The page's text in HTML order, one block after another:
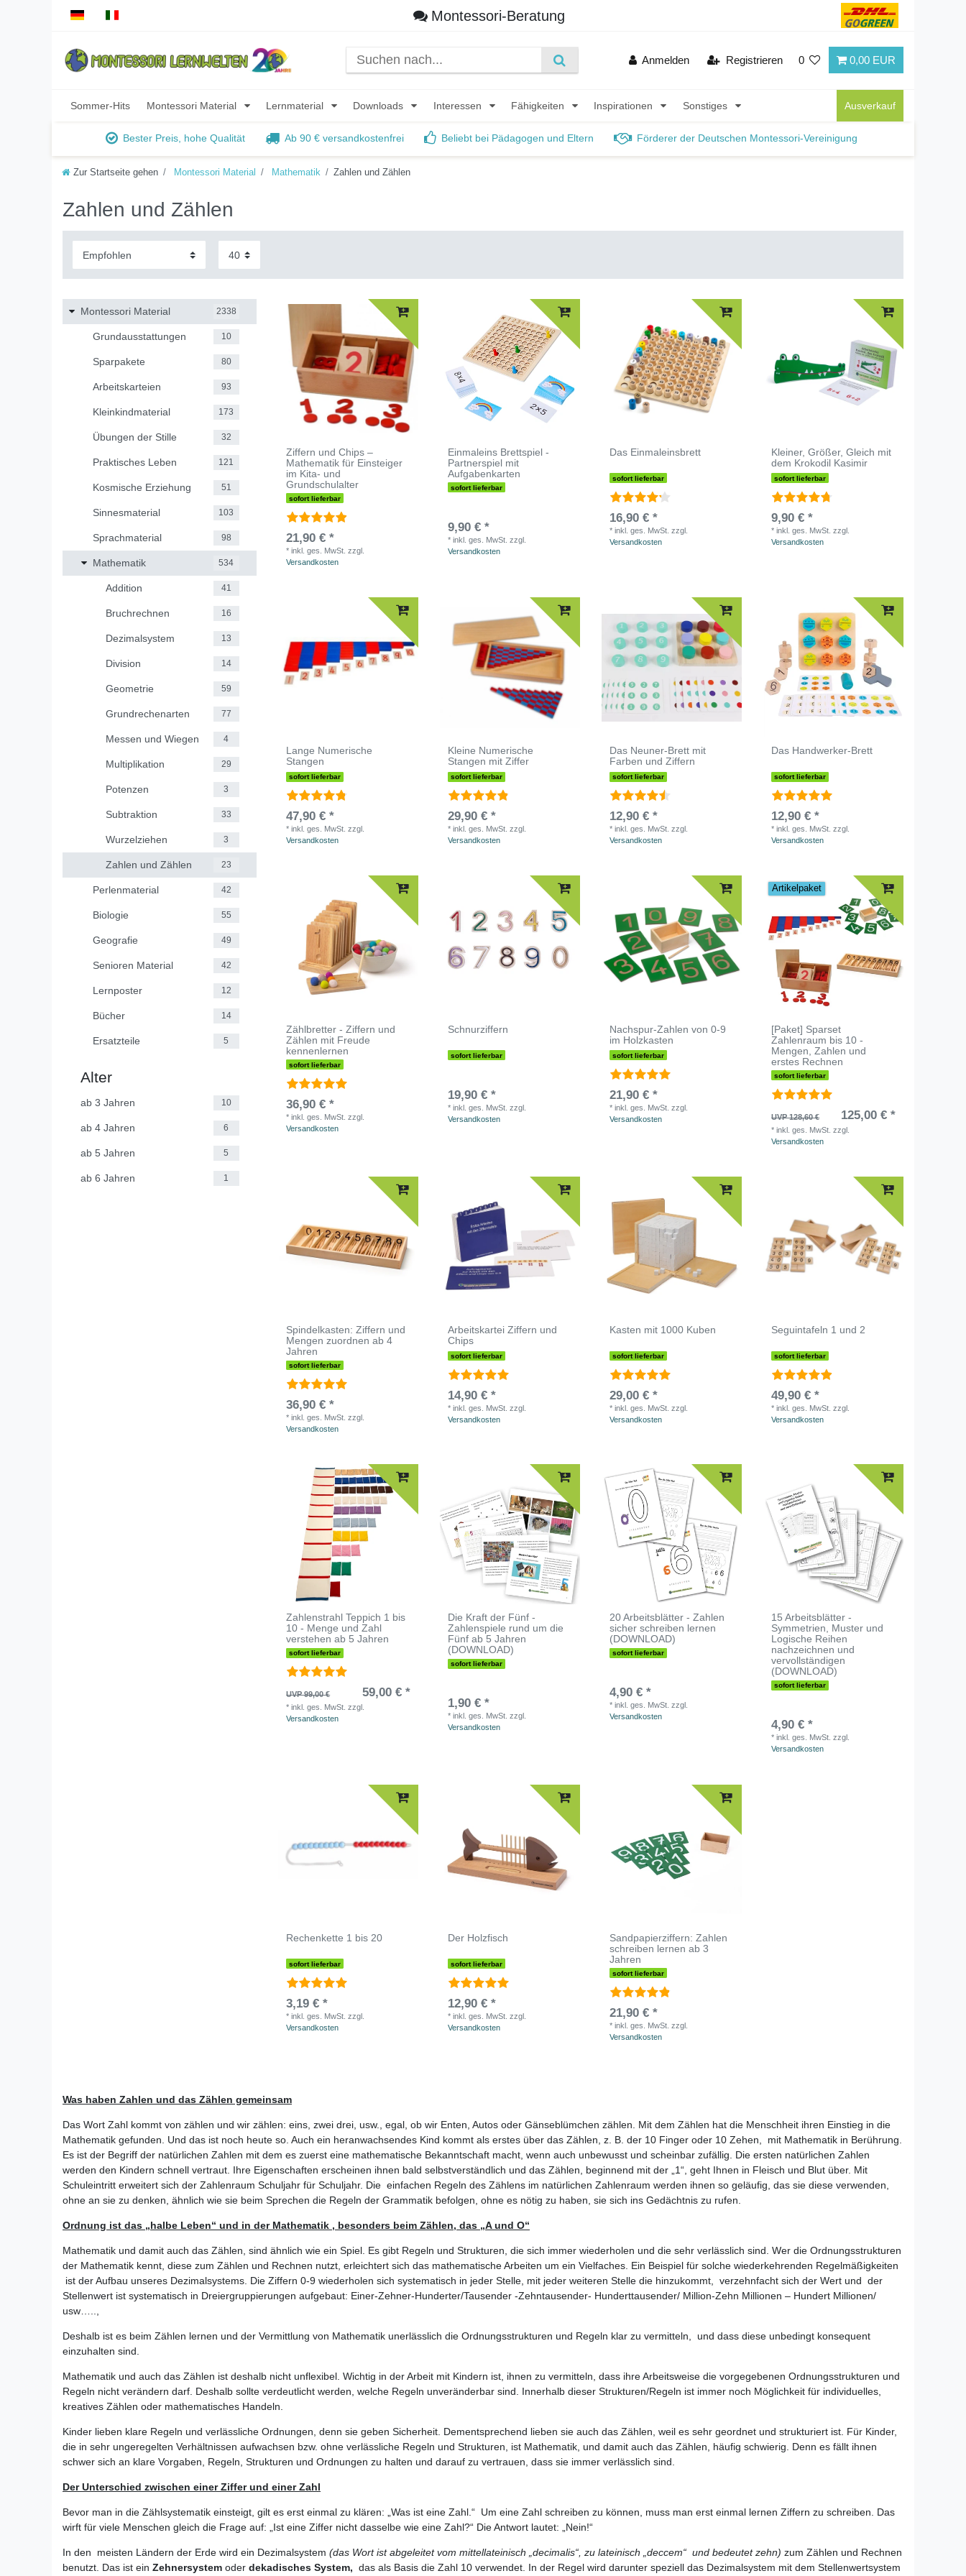
Montessori-Beratung
Anmelden Registrieren 0 0,00 EUR
Sommer-Hits Montessori Material Lernmaterial Downloads Interessen Fähigkeiten Inspirationen Sonstiges Ausverkauf
Bester Preis, hohe Qualität Ab 90 € versandkostenfrei Beliebt bei Pädagogen und Eltern Förderer der Deutschen Montessori-Vereinigung
Zur Startseite gehen Montessori Material Mathematik Zahlen und Zählen
Zahlen und Zählen
Montessori Material 2338
Grundausstattungen 10
Sparpakete 80
Arbeitskarteien 93
Kleinkindmaterial 173
Übungen der Stille 32
Praktisches Leben 121
Kosmische Erziehung 51
Sinnesmaterial 103
Sprachmaterial 98
Mathematik 534
Addition 41
Bruchrechnen 16
Dezimalsystem 13
Division 14
Geometrie 59
Grundrechenarten 77
Messen und Wiegen 4
Multiplikation 29
Potenzen 3
Subtraktion 33
Wurzelziehen 3
Zahlen und Zählen 23
Perlenmaterial 42
Biologie 55
Geografie 49
Senioren Material 42
Lernposter 12
Bücher 14
Ersatzteile 5
Alter
ab 3 Jahren 10
ab 4 Jahren 6
ab 5 Jahren 5
ab 6 Jahren 1
Ziffern und Chips –
Mathematik für Einsteiger
im Kita- und
Grundschulalter
sofort lieferbar
21,90 € *
*inkl. ges. MwSt. zzgl.
Versandkosten
Einmaleins Brettspiel -
Partnerspiel mit
Aufgabenkarten
sofort lieferbar
9,90 € *
*inkl. ges. MwSt. zzgl.
Versandkosten
Das Einmaleinsbrett
sofort lieferbar
16,90 € *
*inkl. ges. MwSt. zzgl.
Versandkosten
Kleiner, Größer, Gleich mit
dem Krokodil Kasimir
sofort lieferbar
9,90 € *
*inkl. ges. MwSt. zzgl.
Versandkosten
Lange Numerische
Stangen
sofort lieferbar
47,90 € *
*inkl. ges. MwSt. zzgl.
Versandkosten
Kleine Numerische
Stangen mit Ziffer
sofort lieferbar
29,90 € *
*inkl. ges. MwSt. zzgl.
Versandkosten
Das Neuner-Brett mit
Farben und Ziffern
sofort lieferbar
12,90 € *
*inkl. ges. MwSt. zzgl.
Versandkosten
Das Handwerker-Brett
sofort lieferbar
12,90 € *
*inkl. ges. MwSt. zzgl.
Versandkosten
Zählbretter - Ziffern und
Zählen mit Freude
kennenlernen
sofort lieferbar
36,90 € *
*inkl. ges. MwSt. zzgl.
Versandkosten
Schnurziffern
sofort lieferbar
19,90 € *
*inkl. ges. MwSt. zzgl.
Versandkosten
Nachspur-Zahlen von 0-9
im Holzkasten
sofort lieferbar
21,90 € *
*inkl. ges. MwSt. zzgl.
Versandkosten
Artikelpaket
[Paket] Sparset
Zahlenraum bis 10 -
Mengen, Zahlen und
erstes Rechnen
sofort lieferbar
UVP 128,60 € 125,00 € *
*inkl. ges. MwSt. zzgl.
Versandkosten
Spindelkasten: Ziffern und
Mengen zuordnen ab 4
Jahren
sofort lieferbar
36,90 € *
*inkl. ges. MwSt. zzgl.
Versandkosten
Arbeitskartei Ziffern und
Chips
sofort lieferbar
14,90 € *
*inkl. ges. MwSt. zzgl.
Versandkosten
Kasten mit 1000 Kuben
sofort lieferbar
29,00 € *
*inkl. ges. MwSt. zzgl.
Versandkosten
Seguintafeln 1 und 2
sofort lieferbar
49,90 € *
*inkl. ges. MwSt. zzgl.
Versandkosten
Zahlenstrahl Teppich 1 bis
10 - Menge und Zahl
verstehen ab 5 Jahren
sofort lieferbar
UVP 99,00 € 59,00 € *
*inkl. ges. MwSt. zzgl.
Versandkosten
Die Kraft der Fünf -
Zahlenspiele rund um die
Fünf ab 5 Jahren
(DOWNLOAD)
sofort lieferbar
1,90 € *
*inkl. ges. MwSt. zzgl.
Versandkosten
20 Arbeitsblätter - Zahlen
sicher schreiben lernen
(DOWNLOAD)
sofort lieferbar
4,90 € *
*inkl. ges. MwSt. zzgl.
Versandkosten
15 Arbeitsblätter -
Symmetrien, Muster und
Logische Reihen
nachzeichnen und
vervollständigen
(DOWNLOAD)
sofort lieferbar
4,90 € *
*inkl. ges. MwSt. zzgl.
Versandkosten
Rechenkette 1 bis 20
sofort lieferbar
3,19 € *
*inkl. ges. MwSt. zzgl.
Versandkosten
Der Holzfisch
sofort lieferbar
12,90 € *
*inkl. ges. MwSt. zzgl.
Versandkosten
Sandpapierziffern: Zahlen
schreiben lernen ab 3
Jahren
sofort lieferbar
21,90 € *
*inkl. ges. MwSt. zzgl.
Versandkosten
Was haben Zahlen und das Zählen gemeinsam
Das Wort Zahl kommt von zählen und wir zählen: eins, zwei drei, usw., egal, ob wir Enten, Autos oder Gänseblümchen zählen. Mit dem Zählen hat die Menschheit ihren Einstieg in die
Mathematik gefunden. Und das ist noch heute so. Auch ein heranwachsendes Kind kommt als erstes über das Zählen, z. B. der 10 Finger oder 10 Zehen, mit Mathematik in Berührung.
Es ist der Begriff der natürlichen Zahlen mit dem es zuerst eine mathematische Bekanntschaft macht, wenn auch unbewusst und scheinbar zufällig. Die ersten natürlichen Zahlen
werden den Kindern schnell vertraut. Ihre Eigenschaften erscheinen ihnen bald selbstverständlich und das Zählen, beginnend mit der „1“, geht Ihnen in Fleisch und Blut über. Mit
Schuleintritt erweitert sich der Zahlenraum Schuljahr für Schuljahr. Die einfachen Regeln des Zählens im natürlichen Zahlenraum werden ihnen so geläufig, das sie diese verwenden,
ohne an sie zu denken, ähnlich wie sie beim Sprechen die Regeln der Grammatik befolgen, ohne es nötig zu haben, sie sich ins Gedächtnis zu rufen.
Ordnung ist das „halbe Leben“ und in der Mathematik , besonders beim Zählen, das „A und O“
Mathematik und damit auch das Zählen, sind ähnlich wie ein Spiel. Es gibt Regeln und Strukturen, die sich immer wiederholen und die sehr verlässlich sind. Wer die Ordnungsstrukturen
der Mathematik kennt, diese zum Zählen und Rechnen nutzt, erleichtert sich das mathematische Arbeiten um ein Vielfaches. Ein Beispiel für solche wiederkehrenden Regelmäßigkeiten
ist der Aufbau unseres Dezimalsystems. Die Ziffern 0-9 wiederholen sich systematisch in jeder Stelle, mit jeder weiteren Stelle die hinzukommt, verzehnfacht sich der Wert und der
Stellenwert ist systematisch in Dreiergruppierungen aufgebaut: Einer-Zehner-Hunderter/Tausender -Zehntausender- Hunderttausender/ Million-Zehn Millionen – Hundert Millionen/
usw…..,
Deshalb ist es beim Zählen lernen und der Vermittlung von Mathematik unerlässlich die Ordnungsstrukturen und Regeln klar zu vermitteln, und dass diese unbedingt konsequent
einzuhalten sind.
Mathematik und auch das Zählen ist deshalb nicht unflexibel. Wichtig in der Arbeit mit Kindern ist, ihnen zu vermitteln, dass ihre Arbeitsweise die vorgegebenen Ordnungsstrukturen und
Regeln nicht verändern darf. Deshalb sollte verdeutlicht werden, welche Regeln unveränderbar sind. Innerhalb dieser Strukturen/Regeln ist immer noch Möglichkeit für individuelles,
kreatives Zählen oder mathematisches Handeln.
Kinder lieben klare Regeln und verlässliche Ordnungen, denn sie geben Sicherheit. Dementsprechend lieben sie auch das Zählen, weil es sehr geordnet und strukturiert ist. Für Kinder,
die in sehr ungeregelten Verhältnissen aufwachsen bzw. ohne verlässliche Regeln und Strukturen, ist Mathematik, und damit auch das Zählen, häufig schwierig. Denn es fällt ihnen
schwer sich an klare Vorgaben, Regeln, Strukturen und Ordnungen zu halten und darauf zu vertrauen, dass sie immer verlässlich sind.
Der Unterschied zwischen einer Ziffer und einer Zahl
Bevor man in die Zählsystematik einsteigt, gilt es erst einmal zu klären: „Was ist eine Zahl.“ Um eine Zahl schreiben zu können, muss man erst einmal lernen Ziffern zu schreiben. Das
wirft für viele Menschen gleich die Frage auf: „Ist eine Ziffer nicht dasselbe wie eine Zahl?“ Die Antwort lautet: „Nein!“
In den meisten Ländern der Erde wird ein Dezimalsystem (das Wort ist abgeleitet vom mittellateinisch „decimalis“, zu lateinisch „deccem“ und bedeutet zehn) zum Zählen und Rechnen
benutzt. Das ist ein Zehnersystem oder dekadisches System, das als Basis die Zahl 10 verwendet. In der Regel wird darunter speziell das Dezimalsystem mit dem Stellenwertsystem